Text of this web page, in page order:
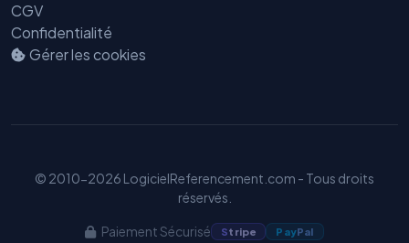
CGV
Confidentialité
Gérer les cookies
© 2010-2026 LogicielReferencement.com - Tous droits
réservés.
Paiement Sécurisé Stripe PayPal